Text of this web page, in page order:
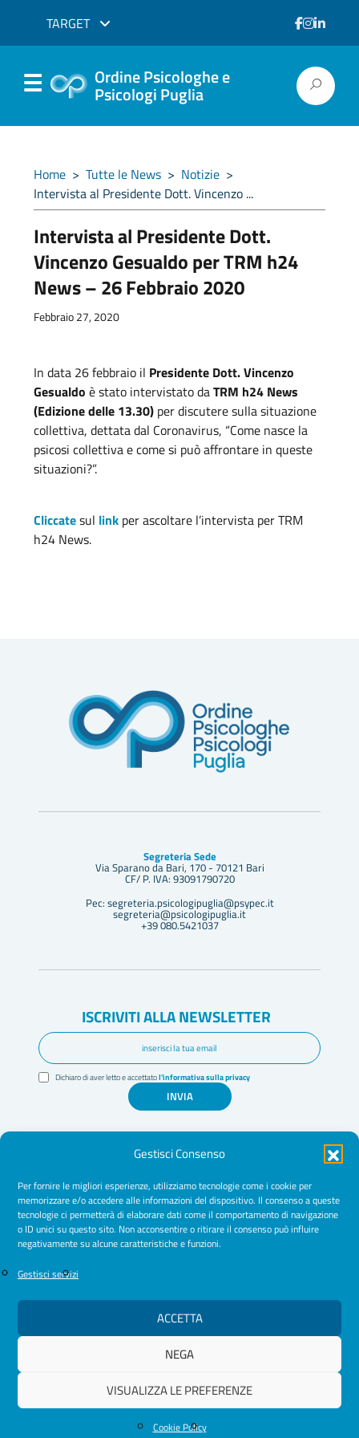
Gestisci Consenso
Per fornire le migliori esperienze, utilizziamo tecnologie come i cookie per
memorizzare e/o accedere alle informazioni del dispositivo. Il consenso a queste
tecnologie ci permetterà di elaborare dati come il comportamento di navigazione
o ID unici su questo sito. Non acconsentire o ritirare il consenso può influire
negativamente su alcune caratteristiche e funzioni.
Gestisci servizi
ACCETTA
NEGA
VISUALIZZA LE PREFERENZE
Cookie Policy
TARGET
Ordine Psicologhe e
Psicologi Puglia
Home > Tutte le News > Notizie >
Intervista al Presidente Dott. Vincenzo ...
Intervista al Presidente Dott.
Vincenzo Gesualdo per TRM h24
News – 26 Febbraio 2020
Febbraio 27, 2020
In data 26 febbraio il Presidente Dott. Vincenzo
Gesualdo è stato intervistato daTRM h24 News
(Edizione delle 13.30) per discutere sulla situazione
collettiva, dettata dal Coronavirus, “Come nasce la
psicosi collettiva e come si può affrontare in queste
situazioni?”.
Cliccatesul link per ascoltare l’intervista per TRM
h24 News.
Segreteria Sede
Via Sparano da Bari, 170 - 70121 Bari
CF/ P. IVA: 93091790720
Pec: segreteria.psicologipuglia@psypec.it
segreteria@psicologipuglia.it
+39 080.5421037
ISCRIVITI ALLA NEWSLETTER
Dichiaro di aver letto e accettatol'informativa sulla privacy
INVIA
© 2026 Ordine Psicologhe e Psicologi Puglia
Amministrazione Trasparente
Normative
Cookie Policy
Privacy Policy